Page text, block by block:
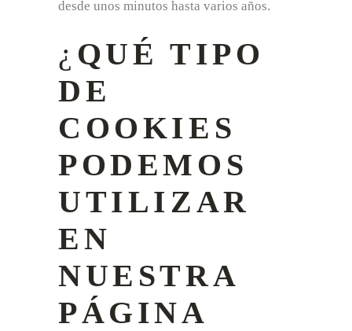
desde unos minutos hasta varios años.
¿ QUÉ TIPO
DE
COOKIES
PODEMOS
UTILIZAR
EN
NUESTRA
PÁGINA